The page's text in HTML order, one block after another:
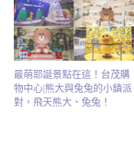
最萌耶誕景點在這！台茂購
物中心|熊大與兔兔的小鎮派
對，飛天熊大、兔兔！